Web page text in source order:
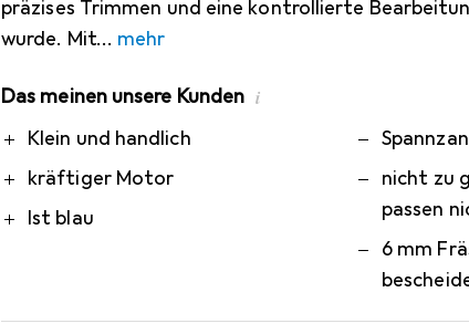
präzises Trimmen und eine kontrollierte
wurde. Mit
mehr
Das meinen unsere Kunden i
ProKlein und handlich
kräftiger Motor
Ist blau
Contra
nicht zu
passen
6 mm